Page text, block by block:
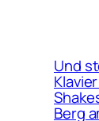
Und
Berg